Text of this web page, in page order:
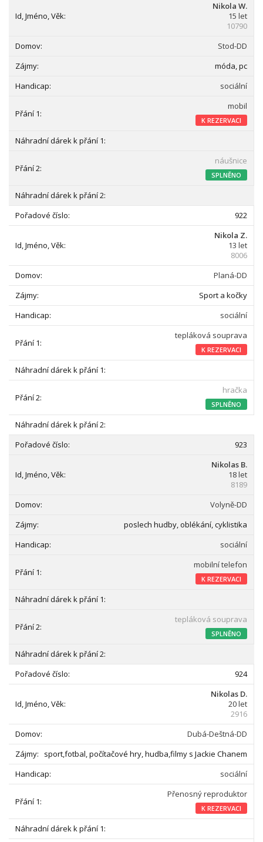
Nikola W.
15 let
10790
Stod-DD
móda, pc
sociální
mobil
K REZERVACI
náušnice
SPLNĚNO
922
Nikola Z.
13 let
8006
Planá-DD
Sport a kočky
sociální
tepláková souprava
K REZERVACI
hračka
SPLNĚNO
923
Nikolas B.
18 let
8189
Volyně-DD
poslech hudby, oblékání, cyklistika
sociální
mobilní telefon
K REZERVACI
tepláková souprava
SPLNĚNO
924
Nikolas D.
20 let
2916
Dubá-Deštná-DD
sport,fotbal, počítačové hry, hudba,filmy s Jackie Chanem
sociální
Přenosný reproduktor
K REZERVACI